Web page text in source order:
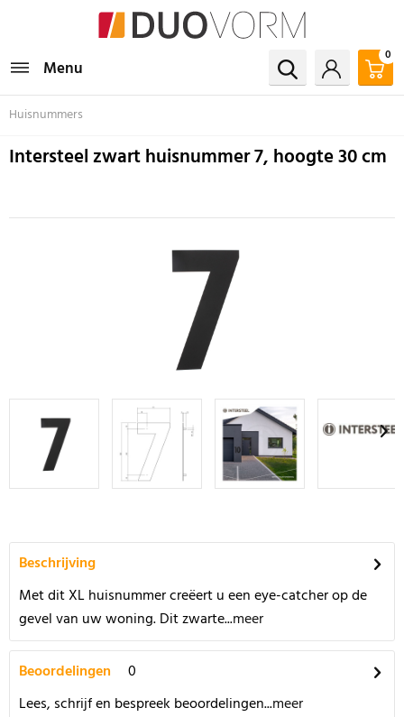
Menu
0
Huisnummers
Intersteel zwart huisnummer 7, hoogte 30 cm
Beschrijving
Met dit XL huisnummer creëert u een eye-catcher op de
gevel van uw woning. Dit zwarte...meer
Beoordelingen
0
Lees, schrijf en bespreek beoordelingen...meer